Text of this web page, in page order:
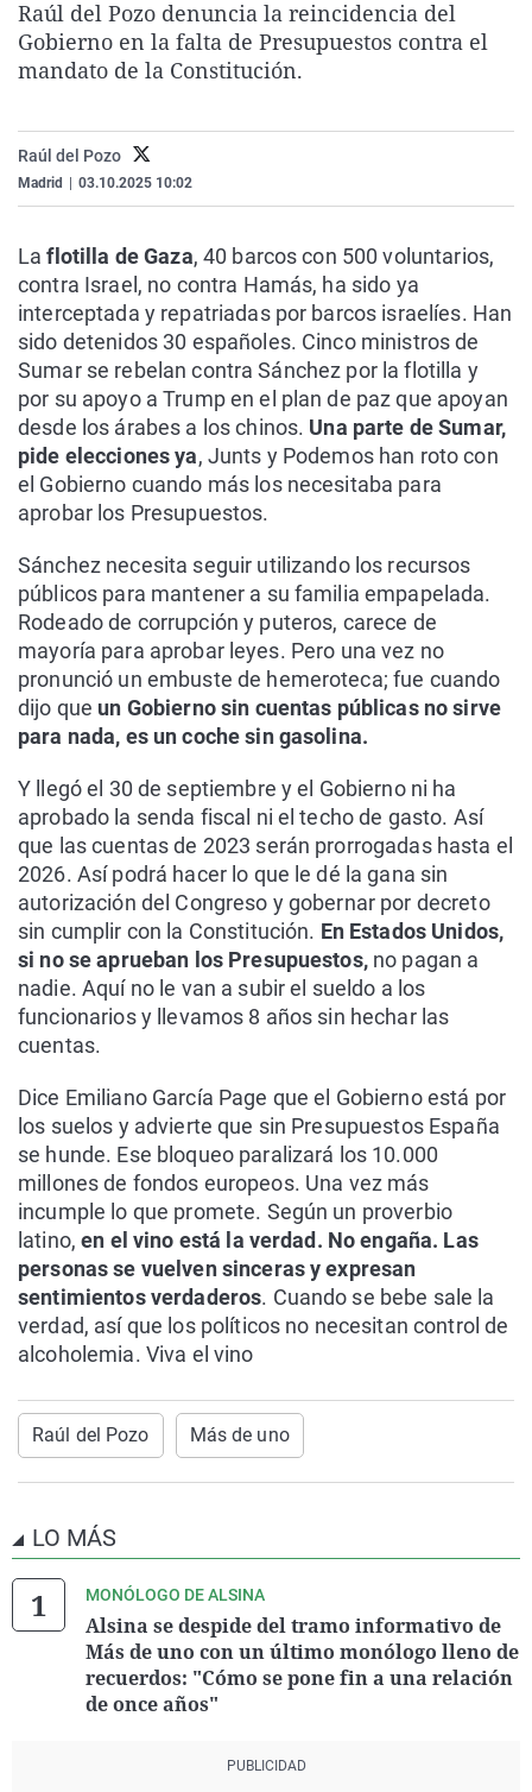
La rosa de los vientos
Caso
Extremadura
Virales
Raúl del Pozo denuncia la reincidencia del
Gobierno en la falta de Presupuestos contra el
mandato de la Constitución.
Raúl del Pozo
Madrid 03.10.2025 10:02
La flotilla de Gaza, 40 barcos con 500 voluntarios,
contra Israel, no contra Hamás, ha sido ya
interceptada y repatriadas por barcos israelíes. Han
sido detenidos 30 españoles. Cinco ministros de
Sumar se rebelan contra Sánchez por la flotilla y
por su apoyo a Trump en el plan de paz que apoyan
desde los árabes a los chinos. Una parte de Sumar,
pide elecciones ya, Junts y Podemos han roto con
el Gobierno cuando más los necesitaba para
aprobar los Presupuestos.
Sánchez necesita seguir utilizando los recursos
públicos para mantener a su familia empapelada.
Rodeado de corrupción y puteros, carece de
mayoría para aprobar leyes. Pero una vez no
pronunció un embuste de hemeroteca; fue cuando
dijo que un Gobierno sin cuentas públicas no sirve
para nada, es un coche sin gasolina.
Y llegó el 30 de septiembre y el Gobierno ni ha
aprobado la senda fiscal ni el techo de gasto. Así
que las cuentas de 2023 serán prorrogadas hasta el
2026. Así podrá hacer lo que le dé la gana sin
autorización del Congreso y gobernar por decreto
sin cumplir con la Constitución. En Estados Unidos,
si no se aprueban los Presupuestos,no pagan a
nadie. Aquí no le van a subir el sueldo a los
funcionarios y llevamos 8 años sin hechar las
cuentas.
Dice Emiliano García Page que el Gobierno está por
los suelos y advierte que sin Presupuestos España
se hunde. Ese bloqueo paralizará los 10.000
millones de fondos europeos. Una vez más
incumple lo que promete. Según un proverbio
latino, en el vino está la verdad. No engaña. Las
personas se vuelven sinceras y expresan
sentimientos verdaderos. Cuando se bebe sale la
verdad, así que los políticos no necesitan control de
alcoholemia. Viva el vino
Raúl del Pozo Más de uno
LO MÁS
MONÓLOGO DE ALSINA
Alsina se despide del tramo informativo de
Más de uno con un último monólogo lleno de
recuerdos: "Cómo se pone fin a una relación
de once años"